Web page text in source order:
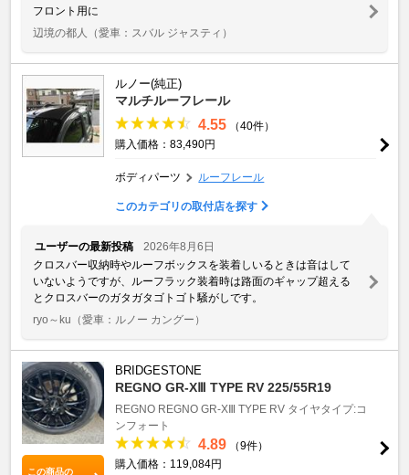
フロント用に
辺境の都人
（愛車：スバル ジャスティ）
ルノー(純正)
マルチルーフレール
4.55
（40件）
購入価格：83,490円
ボディパーツ ルーフレール
このカテゴリの取付店を探す
ユーザーの最新投稿
2026年8月6日
クロスバー収納時やルーフボックスを装着しいるときは音はして
いないようですが、ルーフラック装着時は路面のギャップ超える
とクロスバーのガタガタゴトゴト騒がしです。
ryo～ku （愛車：ルノー カングー）
この商品の
BRIDGESTONE
REGNO GR-XⅢ TYPE RV 225/55R19
REGNO REGNO GR-XⅢ TYPE RV タイヤタイプ:コ
ンフォート
4.89
（9件）
購入価格：119,084円